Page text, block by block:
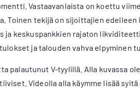
Vastaavanlaista on koettu
Toinen tekijä on sijoittajien
ja keskuspankkien rajaton
ja talouden vahva elpyminen
palautunut V-tyylillä. Alla kuvassa
Videolla alla käymme lisää